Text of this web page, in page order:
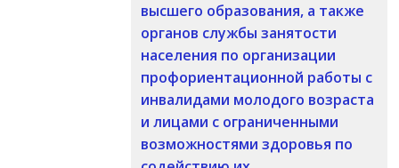
высшего образования, а также
органов службы занятости
населения по организации
профориентационной работы с
инвалидами молодого возраста
и лицами с ограниченными
возможностями здоровья по